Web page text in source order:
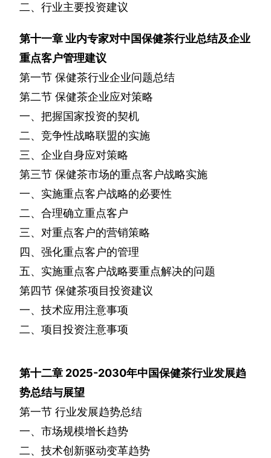
二、行业主要投资建议
第十一章 业内专家对中国保健茶行业总结及企业
重点客户管理建议
第一节 保健茶行业企业问题总结
第二节 保健茶企业应对策略
一、把握国家投资的契机
二、竞争性战略联盟的实施
三、企业自身应对策略
第三节 保健茶市场的重点客户战略实施
一、实施重点客户战略的必要性
二、合理确立重点客户
三、对重点客户的营销策略
四、强化重点客户的管理
五、实施重点客户战略要重点解决的问题
第四节 保健茶项目投资建议
一、技术应用注意事项
二、项目投资注意事项
第十二章 2025-2030年中国保健茶行业发展趋
势总结与展望
第一节 行业发展趋势总结
一、市场规模增长趋势
二、技术创新驱动变革趋势